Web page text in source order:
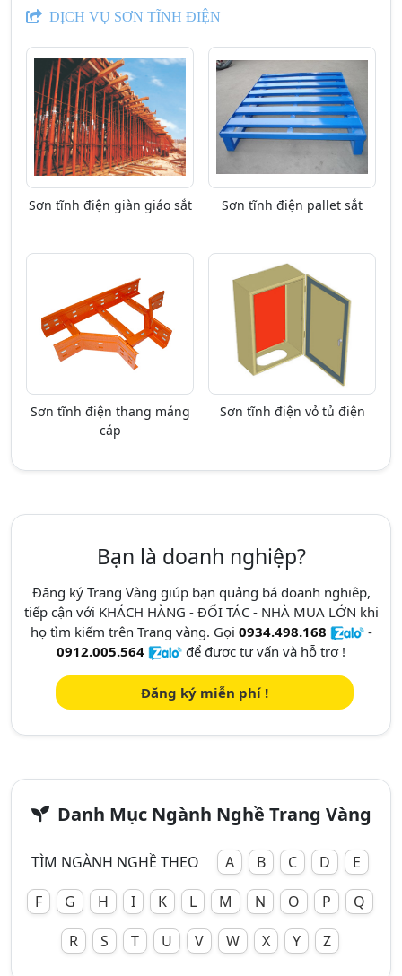
DỊCH VỤ SƠN TĨNH ĐIỆN
Sơn tĩnh điện giàn giáo sắt Sơn tĩnh điện pallet sắt
Sơn tĩnh điện thang máng
cáp
Sơn tĩnh điện vỏ tủ điện
Bạn là doanh nghiệp?
Đăng ký Trang Vàng giúp bạn quảng bá doanh nghiêp,
tiếp cận với KHÁCH HÀNG - ĐỐI TÁC - NHÀ MUA LỚN khi
họ tìm kiếm trên Trang vàng. Gọi 0934.498.168
-
0912.005.564
để được tư vấn và hỗ trợ !
Đăng ký miễn phí !
Danh Mục Ngành Nghề Trang Vàng
TÌM NGÀNH NGHỀ THEO A B C D
E
F
G H I K L M N O P
Q
R
S T U V W X Y Z